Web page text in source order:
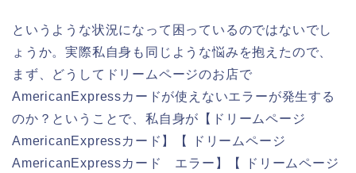
というような状況になって困っているのではないでし
ょうか。実際私自身も同じような悩みを抱えたので、
まず、どうしてドリームページのお店で
AmericanExpressカードが使えないエラーが発生する
のか？ということで、私自身が【ドリームページ
AmericanExpressカード】【 ドリームページ
AmericanExpressカード エラー】【 ドリームページ